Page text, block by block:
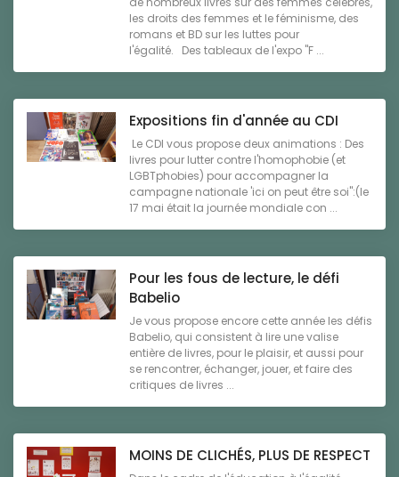
les droits des femmes et le féminisme, des
romans et BD sur les luttes pour
l'égalité. Des tableaux de l'expo "F ...
Expositions fin d'année au CDI
Le CDI vous propose deux animations : Des
livres pour lutter contre l'homophobie (et
LGBTphobies) pour accompagner la
campagne nationale 'ici on peut être soi":(le
17 mai était la journée mondiale con ...
Pour les fous de lecture, le défi
Babelio
Je vous propose encore cette année les défis
Babelio, qui consistent à lire une valise
entière de livres, pour le plaisir, et aussi pour
se rencontrer, échanger, jouer, et faire des
critiques de livres ...
MOINS DE CLICHÉS, PLUS DE RESPECT